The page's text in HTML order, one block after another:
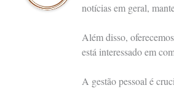
notícias em geral,
Além disso,
está interessado em
A gestão pessoal é